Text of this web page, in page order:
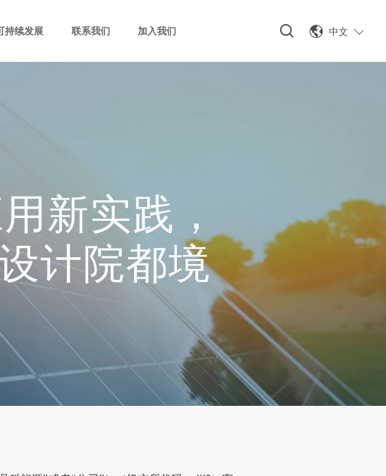
持续发展 联系我们 加入我们 中文
新实践，
计院都境